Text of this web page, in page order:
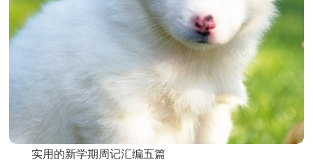
实用的新学期周记汇编五篇